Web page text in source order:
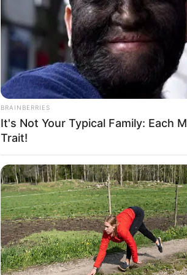
Für die Mühlhäuser
historischen
Stadt/Ort: Mühlhausen
Beginn: 28.08.2026
Ende: 06.09.2026
Weitere Informationen:
Alle Veranstaltungen
Bilder von
BRAINBERRIES
It's Not Your Typical Family: Each
Trait!